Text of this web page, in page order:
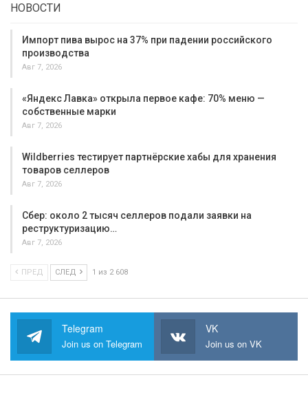
НОВОСТИ
Импорт пива вырос на 37% при падении российского
производства
Авг 7, 2026
«Яндекс Лавка» открыла первое кафе: 70% меню —
собственные марки
Авг 7, 2026
Wildberries тестирует партнёрские хабы для хранения
товаров селлеров
Авг 7, 2026
Сбер: около 2 тысяч селлеров подали заявки на
реструктуризацию…
Авг 7, 2026
ПРЕД СЛЕД 1 из 2 608
Telegram
Join us on Telegram
VK
Join us on VK